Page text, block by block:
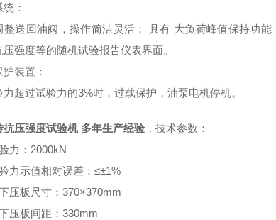
：
整送回油阀，操作简洁灵活； 具有 大负荷峰值保持功
强度等的随机试验报告仪表界面。
装置：
力超过试验力的3%时，过载保护，油泵电机停机。
抗压强度试验机 多年生产经验，技术参数：
力：2000kN
力示值相对误差：≤±1%
压板尺寸：370×370mm
压板间距：330mm